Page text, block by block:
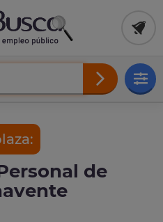
de